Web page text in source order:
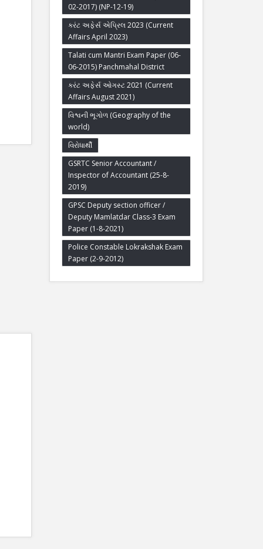
02-2017) (NP-12-19)
કરંટ અફેર્સ એપ્રિલ 2023 (Current
Affairs April 2023)
Talati cum Mantri Exam Paper (06-
06-2015) Panchmahal District
કરંટ અફેર્સ ઓગસ્ટ 2021 (Current
Affairs August 2021)
વિશ્વની ભૂગોળ (Geography of the
world)
વિરોધાર્થી
GSRTC Senior Accountant /
Inspector of Accountant (25-8-
2019)
GPSC Deputy section officer /
Deputy Mamlatdar Class-3 Exam
Paper (1-8-2021)
Police Constable Lokrakshak Exam
Paper (2-9-2012)